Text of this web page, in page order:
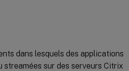
dans lesquels des applications
sur des serveurs Citrix